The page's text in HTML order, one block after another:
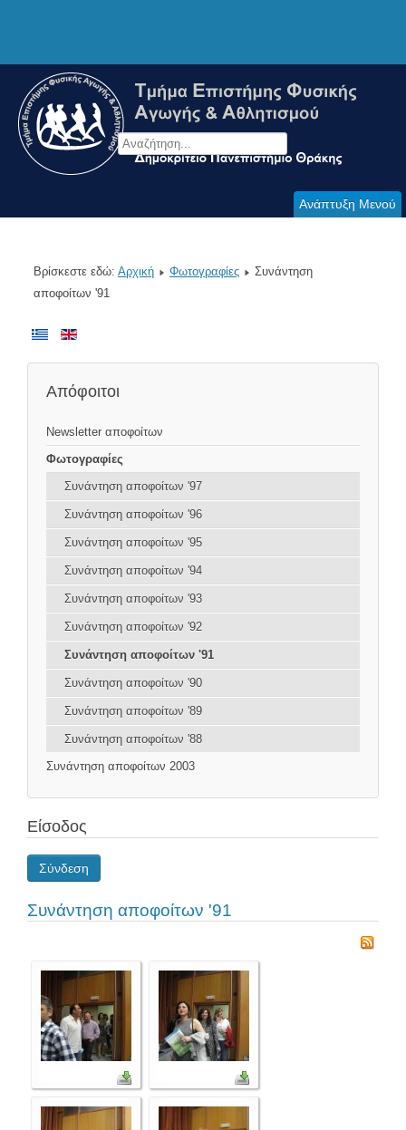
Ανάπτυξη Μενού
Βρίσκεστε εδώ: Αρχική Φωτογραφίες
Συνάντηση
αποφοίτων '91
Απόφοιτοι
Newsletter αποφοίτων
Φωτογραφίες
Συνάντηση αποφοίτων '97
Συνάντηση αποφοίτων '96
Συνάντηση αποφοίτων '95
Συνάντηση αποφοίτων '94
Συνάντηση αποφοίτων '93
Συνάντηση αποφοίτων '92
Συνάντηση αποφοίτων '91
Συνάντηση αποφοίτων '90
Συνάντηση αποφοίτων '89
Συνάντηση αποφοίτων '88
Συνάντηση αποφοίτων 2003
Είσοδος
Σύνδεση
Συνάντηση αποφοίτων '91